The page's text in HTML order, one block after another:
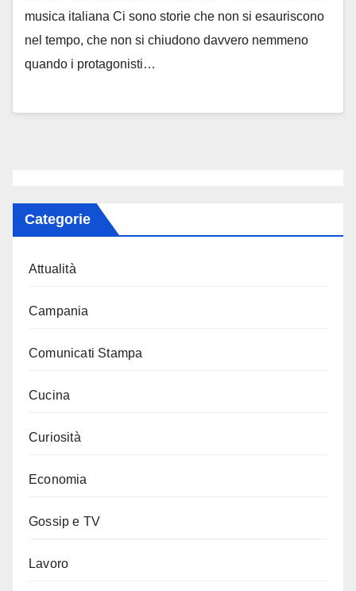
musica italiana Ci sono storie che non si esauriscono
nel tempo, che non si chiudono davvero nemmeno
quando i protagonisti…
Categorie
Attualità
Campania
Comunicati Stampa
Cucina
Curiosità
Economia
Gossip e TV
Lavoro